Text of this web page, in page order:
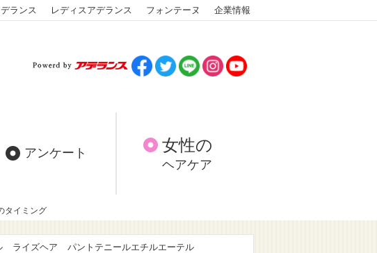
ランス レディスアデランス フォンテーヌ 企業情報
アンケート 女性の
ヘアケア
タイミング
ライズヘア パントテニールエチルエーテル